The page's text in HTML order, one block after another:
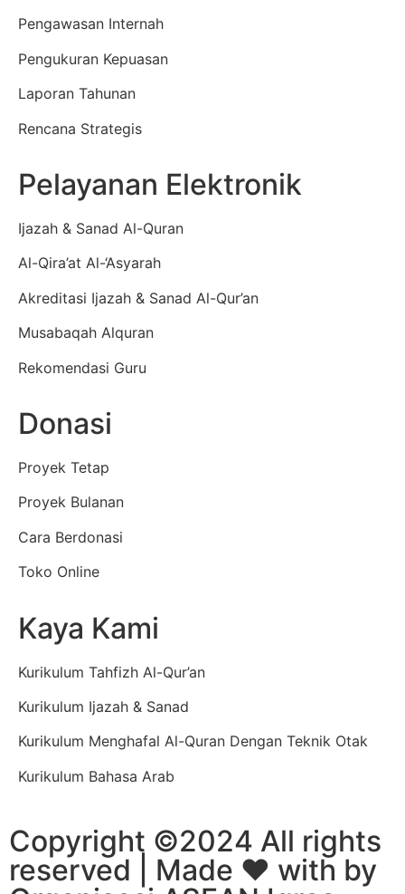
Pengawasan Internah
Pengukuran Kepuasan
Laporan Tahunan
Rencana Strategis
Pelayanan Elektronik
Ijazah & Sanad Al-Quran
Al-Qira’at Al-‘Asyarah
Akreditasi Ijazah & Sanad Al-Qur’an
Musabaqah Alquran
Rekomendasi Guru
Donasi
Proyek Tetap
Proyek Bulanan
Cara Berdonasi
Toko Online
Kaya Kami
Kurikulum Tahfizh Al-Qur’an
Kurikulum Ijazah & Sanad
Kurikulum Menghafal Al-Quran Dengan Teknik Otak
Kurikulum Bahasa Arab
Copyright ©2024 All rights
reserved | Made ❤️ with by